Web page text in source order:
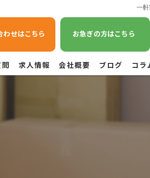
一
わせはこちら お急ぎの方はこちら
求人情報 会社概要 ブログ コラ